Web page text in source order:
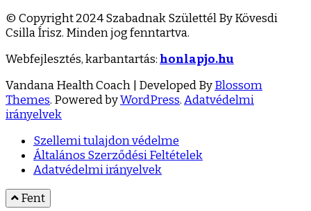
© Copyright 2024 Szabadnak Születtél By Kövesdi
Csilla Írisz. Minden jog fenntartva.
Webfejlesztés, karbantartás: honlapjo.hu
Vandana Health Coach | Developed ByBlossom
Themes. Powered byWordPress.Adatvédelmi
irányelvek
Szellemi tulajdon védelme
Általános Szerződési Feltételek
Adatvédelmi irányelvek
Fent